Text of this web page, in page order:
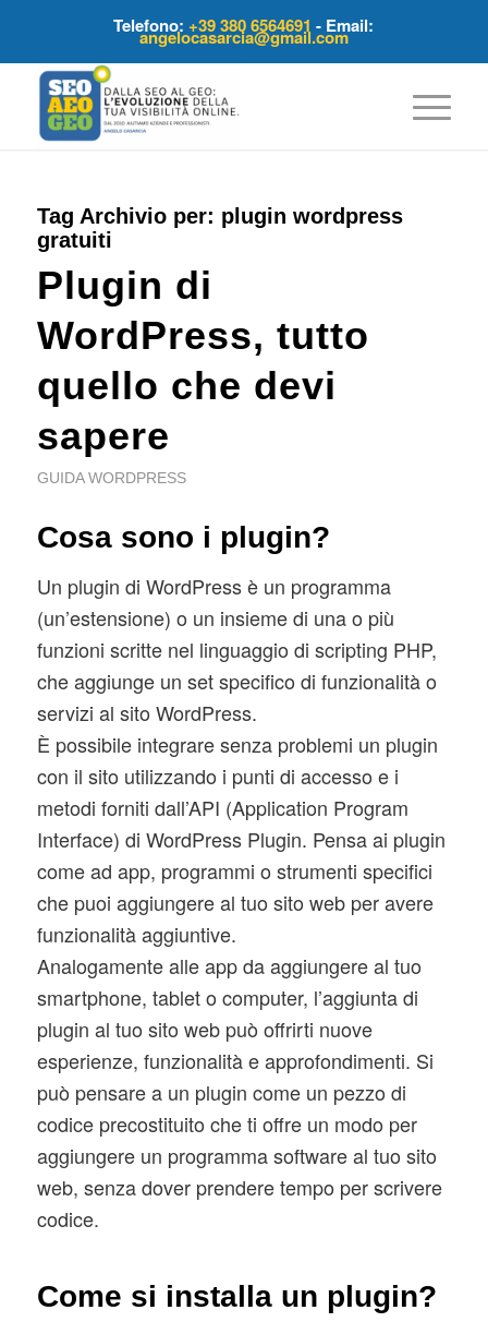
Telefono:+39 380 6564691 - Email:
angelocasarcia@gmail.com
Tag Archivio per: plugin wordpress
gratuiti
Plugin di
WordPress, tutto
quello che devi
sapere
GUIDA WORDPRESS
Cosa sono i plugin?
Un plugin di WordPress è un programma
(un’estensione) o un insieme di una o più
funzioni scritte nel linguaggio di scripting PHP,
che aggiunge un set specifico di funzionalità o
servizi al sito WordPress.
È possibile integrare senza problemi un plugin
con il sito utilizzando i punti di accesso e i
metodi forniti dall’API (Application Program
Interface) di WordPress Plugin. Pensa ai plugin
come ad app, programmi o strumenti specifici
che puoi aggiungere al tuo sito web per avere
funzionalità aggiuntive.
Analogamente alle app da aggiungere al tuo
smartphone, tablet o computer, l’aggiunta di
plugin al tuo sito web può offrirti nuove
esperienze, funzionalità e approfondimenti. Si
può pensare a un plugin come un pezzo di
codice precostituito che ti offre un modo per
aggiungere un programma software al tuo sito
web, senza dover prendere tempo per scrivere
codice.
Come si installa un plugin?